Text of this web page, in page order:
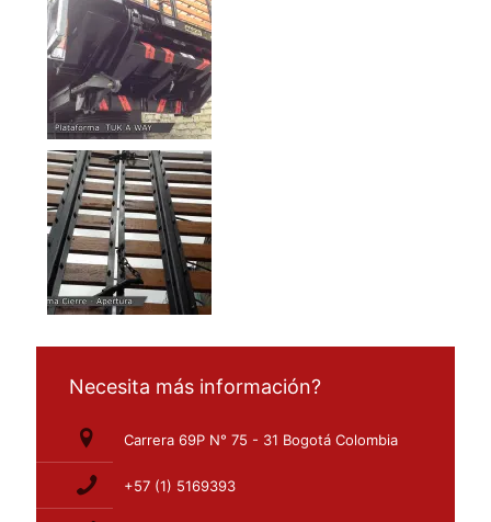
Necesita más información?
Carrera 69P N° 75 - 31 Bogotá Colombia
+57 (1) 5169393